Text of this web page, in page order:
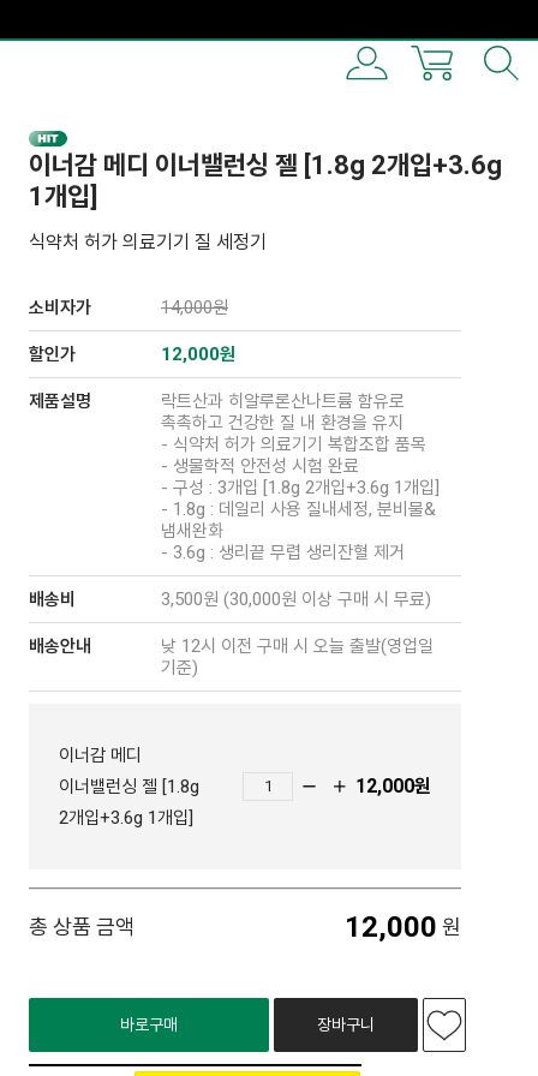
이너감 메디 이너밸런싱 젤 [1.8g 2개입+3.6g
1개입]
식약처 허가 의료기기 질 세정기
소비자가 14,000원
할인가 12,000원
제품설명
락트산과 히알루론산나트륨 함유로
촉촉하고 건강한 질 내 환경을 유지
- 식약처 허가 의료기기 복합조합 품목
- 생물학적 안전성 시험 완료
- 구성 : 3개입 [1.8g 2개입+3.6g 1개입]
- 1.8g : 데일리 사용 질내세정, 분비물&
냄새완화
- 3.6g : 생리끝 무렵 생리잔혈 제거
배송비 3,500원 (30,000원 이상 구매 시 무료)
배송안내
낮 12시 이전 구매 시 오늘 출발(영업일
기준)
이너감 메디
이너밸런싱 젤 [1.8g
2개입+3.6g 1개입]
12,000원
총 상품 금액 12,000 원
바로구매 장바구니